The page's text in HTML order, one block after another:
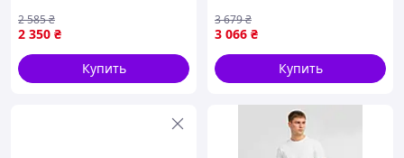
2 350 ₴
2 585₴
Купить
Тактические брюки. 69%
хлопок, 27% полиэстер, 3%
синтетический
3 066 ₴
3 679₴
Купить